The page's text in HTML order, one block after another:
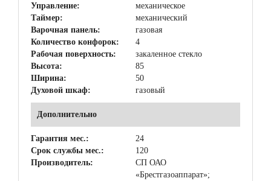
Управление:
механическое
Таймер:
механический
Варочная панель:
газовая
Количество конфорок:
4
Рабочая поверхность:
закаленное стекло
Высота:
85
Ширина:
50
Духовой шкаф:
газовый
Дополнительно
Гарантия мес.:
24
Срок службы мес.:
120
Производитель:
СП ОАО
«Брестгазоаппарат»;